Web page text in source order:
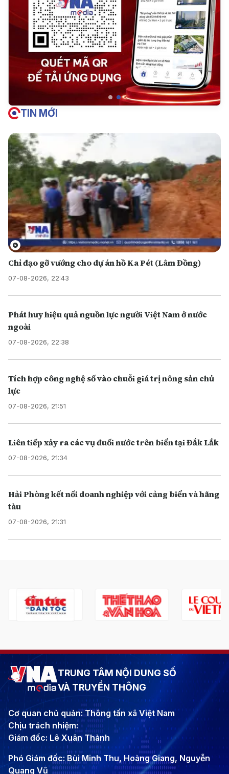
TIN MỚI
Chỉ đạo gỡ vướng cho dự án hồ Ka Pét (Lâm Đồng)
07-08-2026, 22:43
Phát huy hiệu quả nguồn lực người Việt Nam ở nước
ngoài
07-08-2026, 22:38
Tích hợp công nghệ số vào chuỗi giá trị nông sản chủ
lực
07-08-2026, 21:51
Liên tiếp xảy ra các vụ đuối nước trên biển tại Đắk Lắk
07-08-2026, 21:34
Hải Phòng kết nối doanh nghiệp với cảng biển và hãng
tàu
07-08-2026, 21:31
TRUNG TÂM NỘI DUNG SỐ
VÀ TRUYỀN THÔNG
Cơ quan chủ quản: Thông tấn xã Việt Nam
Chịu trách nhiệm:
Giám đốc: Lê Xuân Thành
Phó Giám đốc: Bùi Minh Thu, Hoàng Giang, Nguyễn
Quang Vũ